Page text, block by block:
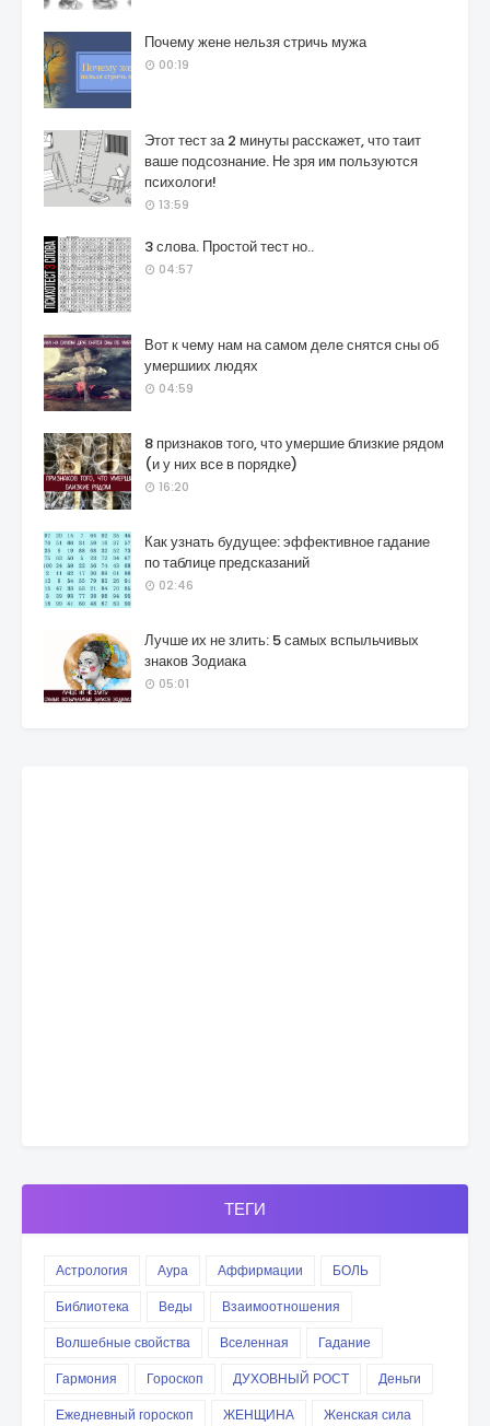
Почему жене нельзя стричь мужа
00:19
Этот тест за 2 минуты расскажет, что таит
ваше подсознание. Не зря им пользуются
психологи!
13:59
3 слова. Простой тест но..
04:57
Вот к чему нам на самом деле снятся сны об
умершиих людях
04:59
8 признаков того, что умершие близкие рядом
(и у них все в порядке)
16:20
Как узнать будущее: эффективное гадание
по таблице предсказаний
02:46
Лучше их не злить: 5 самых вспыльчивых
знаков Зодиака
05:01
ТЕГИ
Астрология Аура Аффирмации
БОЛЬ
Библиотека
Веды
Взаимоотношения
Волшебные свойства
Вселенная
Гадание
Гармония
Гороскоп ДУХОВНЫЙ РОСТ
Деньги
Ежедневный гороскоп
ЖЕНЩИНА
Женская сила